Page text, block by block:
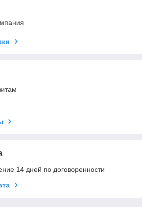
14 дней по договоренности